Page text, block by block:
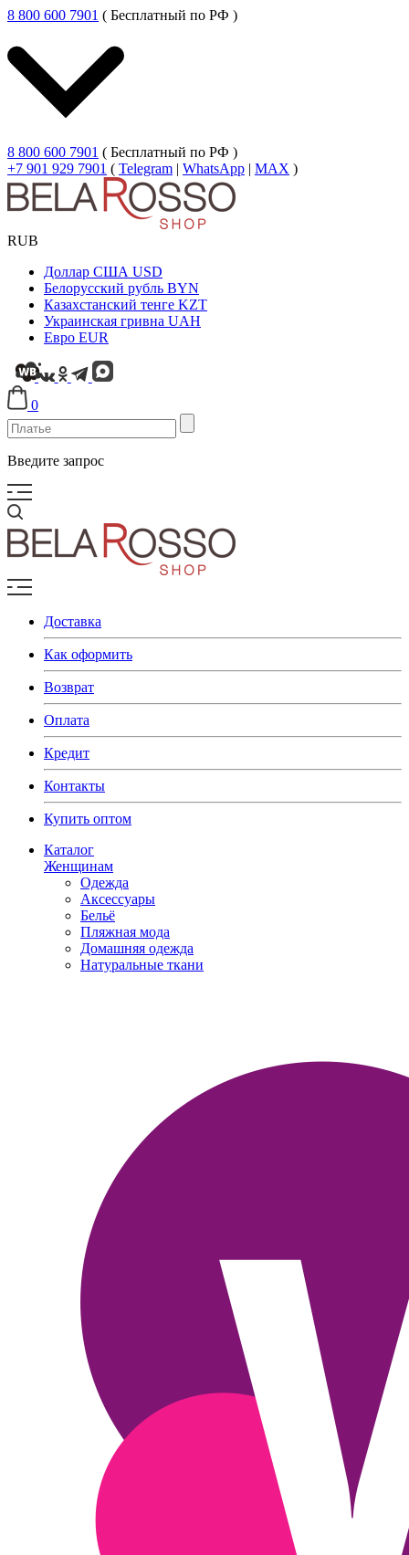
8 800 600 7901 ( Бесплатный по РФ )
8 800 600 7901 ( Бесплатный по РФ )
+7 901 929 7901 ( Telegram | WhatsApp | MAX )
RUB
Доллар США USD
Белорусский рубль BYN
Казахстанский тенге KZT
Украинская гривна UAH
Евро EUR
0
Введите запрос
Доставка
Как оформить
Возврат
Оплата
Кредит
Контакты
Купить оптом
Каталог
Женщинам
Одежда
Аксессуары
Бельё
Пляжная мода
Домашняя одежда
Натуральные ткани